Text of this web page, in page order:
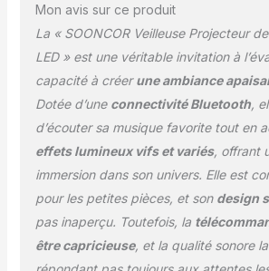
part une
dessus, La
ailleurs,
lumière verte
spécial qui
projection de
nombreuse
étoiles, alors
autre lumière
effet
la galaxie
Le
étoiles
Mon avis sur ce produit
La « SOONCOR Veilleuse Projecteur
LED » est une véritable invitation à
capacité à créerune ambiance
Dotée d’une connectivité Bluetooth,
d’écouter sa musique favorite tout en
effets lumineux vifs et variés, offrant
immersion dans son univers. Elle est
pour les petites pièces, et son design
pas inaperçu. Toutefois, la
être capricieuse, et la qualité sonore